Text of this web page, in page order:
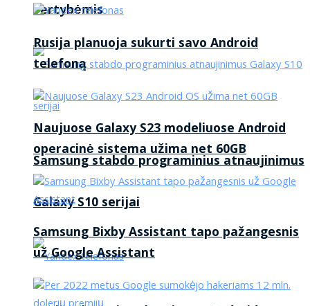
vertybėmis
Samsung stabdo programinius atnaujinimus
Galaxy S10 serijai
Rusija planuoja sukurti savo Android
telefoną
Naujuose Galaxy S23 modeliuose Android
operacinė sistema užima net 60GB
Samsung Bixby Assistant tapo pažangesnis
už Google Assistant